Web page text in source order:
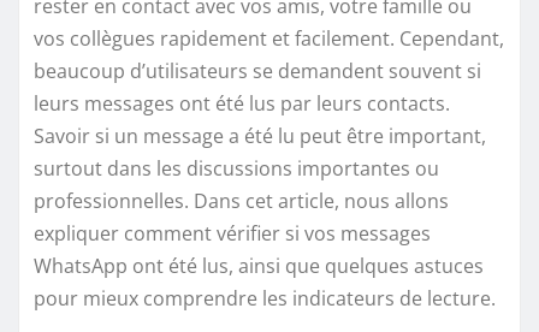
rester en contact avec vos amis, votre famille ou
vos collègues rapidement et facilement. Cependant,
beaucoup d’utilisateurs se demandent souvent si
leurs messages ont été lus par leurs contacts.
Savoir si un message a été lu peut être important,
surtout dans les discussions importantes ou
professionnelles. Dans cet article, nous allons
expliquer comment vérifier si vos messages
WhatsApp ont été lus, ainsi que quelques astuces
pour mieux comprendre les indicateurs de lecture.